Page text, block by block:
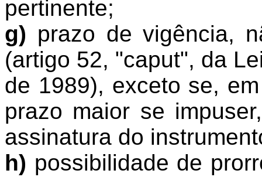
pertinente;
g) prazo de vigência,
(artigo 52, "caput", da
de 1989), exceto se,
prazo maior se
assinatura do
h) possibilidade de